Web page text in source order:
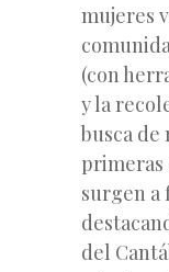
mujeres
(con
y la
busca de
primeras
surgen a
del